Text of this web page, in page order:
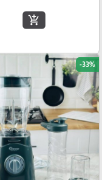
add_shopping_cart
-33%